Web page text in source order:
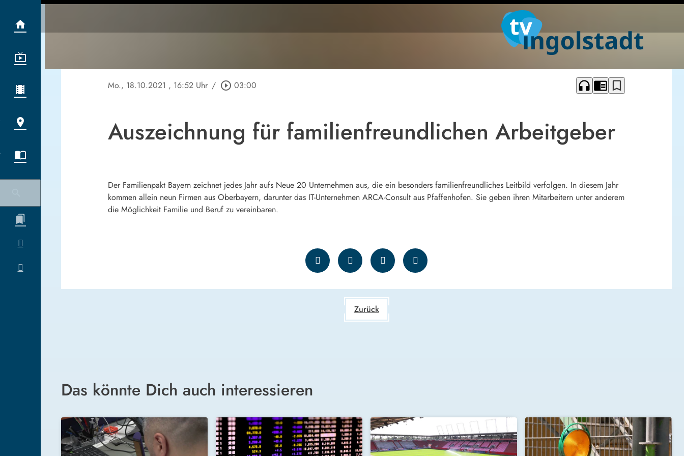
Mo., 18.10.2021 , 16:52 Uhr / play_circle_outline 03:00 headphones chrome_reader_mode bookmark_border
Auszeichnung für familienfreundlichen Arbeitgeber
Der Familienpakt Bayern zeichnet jedes Jahr aufs Neue 20 Unternehmen aus, die ein besonders familienfreundliches Leitbild verfolgen. In diesem Jahr
kommen allein neun Firmen aus Oberbayern, darunter das IT-Unternehmen ARCA-Consult aus Pfaffenhofen. Sie geben ihren Mitarbeitern unter anderem
die Möglichkeit Familie und Beruf zu vereinbaren.
Zurück
Das könnte Dich auch interessieren